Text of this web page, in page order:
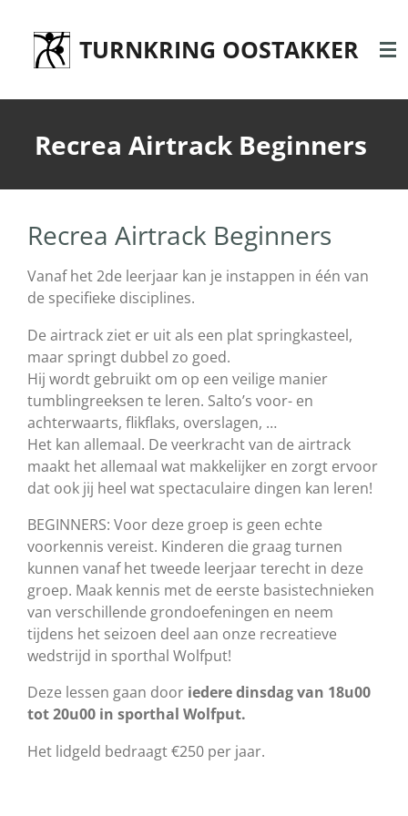
direct
naar
TURNKRING OOSTAKKER
Recrea Airtrack Beginners
Recrea Airtrack Beginners
Vanaf het 2de leerjaar kan je instappen in één van
de specifieke disciplines.
De airtrack ziet er uit als een plat springkasteel,
maar springt dubbel zo goed.
Hij wordt gebruikt om op een veilige manier
tumblingreeksen te leren. Salto’s voor- en
achterwaarts, flikflaks, overslagen, …
Het kan allemaal. De veerkracht van de airtrack
maakt het allemaal wat makkelijker en zorgt ervoor
dat ook jij heel wat spectaculaire dingen kan leren!
BEGINNERS: Voor deze groep is geen echte
voorkennis vereist. Kinderen die graag turnen
kunnen vanaf het tweede leerjaar terecht in deze
groep. Maak kennis met de eerste basistechnieken
van verschillende grondoefeningen en neem
tijdens het seizoen deel aan onze recreatieve
wedstrijd in sporthal Wolfput!
Deze lessen gaan door iedere dinsdag van 18u00
tot 20u00 in sporthal Wolfput.
Het lidgeld bedraagt €250 per jaar.